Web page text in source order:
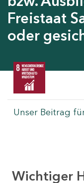
Freistaat
oder
Unser Beitrag
Wichtiger